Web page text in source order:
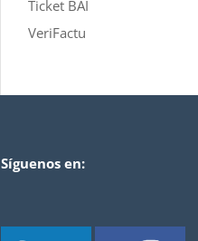
Ticket BAI
VeriFactu
Síguenos en: